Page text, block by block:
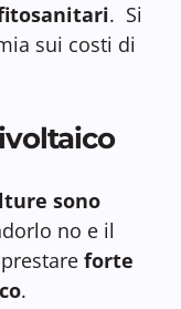
. Si
sui costi di
sono
no e il
forte
.